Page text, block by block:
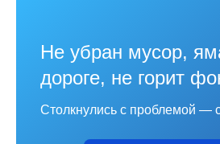
Не убран мусор,
дороге, не горит
Столкнулись с проблемой —